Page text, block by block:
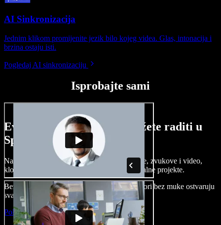
AI Sinkronizacija
Jednim klikom promijenite jezik bilo kojeg videa. Glas, intonacija i
brzina ostaju isti.
Pogledaj AI sinkronizaciju
Isprobajte sami
Evo malog pregleda što možete raditi u
Speechify Studiju.
Napravite voice overe, dodajte besplatne slike, zvukove i video,
klonirajte svoj glas i složite sjajne audio-vizualne projekte.
Bez učenja i sve dostupno u pregledniku, autori bez muke ostvaruju
svaku kreativnu ideju.
Pokreni Studio